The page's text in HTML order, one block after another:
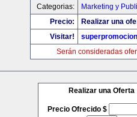
Categorias:
Marketing y
Precio:
Realizar una
Visitar!
Serán consideradas
Realizar una Oferta
Precio Ofrecido $